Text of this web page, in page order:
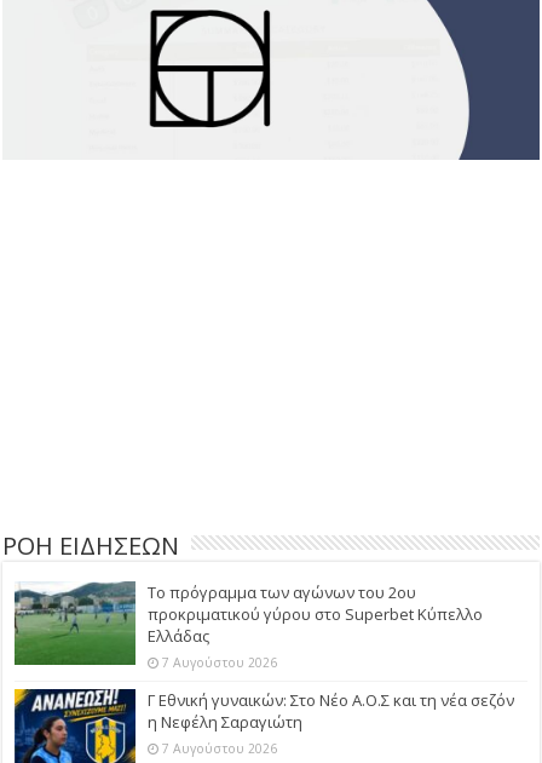
ΡΟΗ ΕΙΔΗΣΕΩΝ
Το πρόγραμμα των αγώνων του 2ου
προκριματικού γύρου στο Superbet Κύπελλο
Ελλάδας
7 Αυγούστου 2026
Γ Εθνική γυναικών: Στο Νέο Α.Ο.Σ και τη νέα σεζόν
η Νεφέλη Σαραγιώτη
7 Αυγούστου 2026